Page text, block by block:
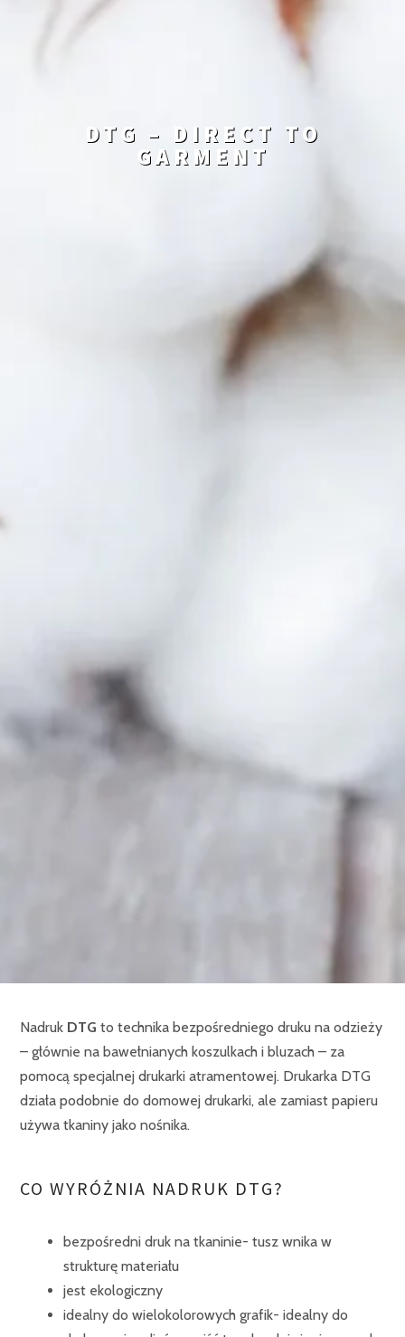
DTG – DIRECT TO
GARMENT
Nadruk DTG to technika bezpośredniego druku na odzieży
– głównie na bawełnianych koszulkach i bluzach – za
pomocą specjalnej drukarki atramentowej. Drukarka DTG
działa podobnie do domowej drukarki, ale zamiast papieru
używa tkaniny jako nośnika.
CO WYRÓŻNIA NADRUK DTG?
bezpośredni druk na tkaninie- tusz wnika w
strukturę materiału
jest ekologiczny
idealny do wielokolorowych grafik- idealny do